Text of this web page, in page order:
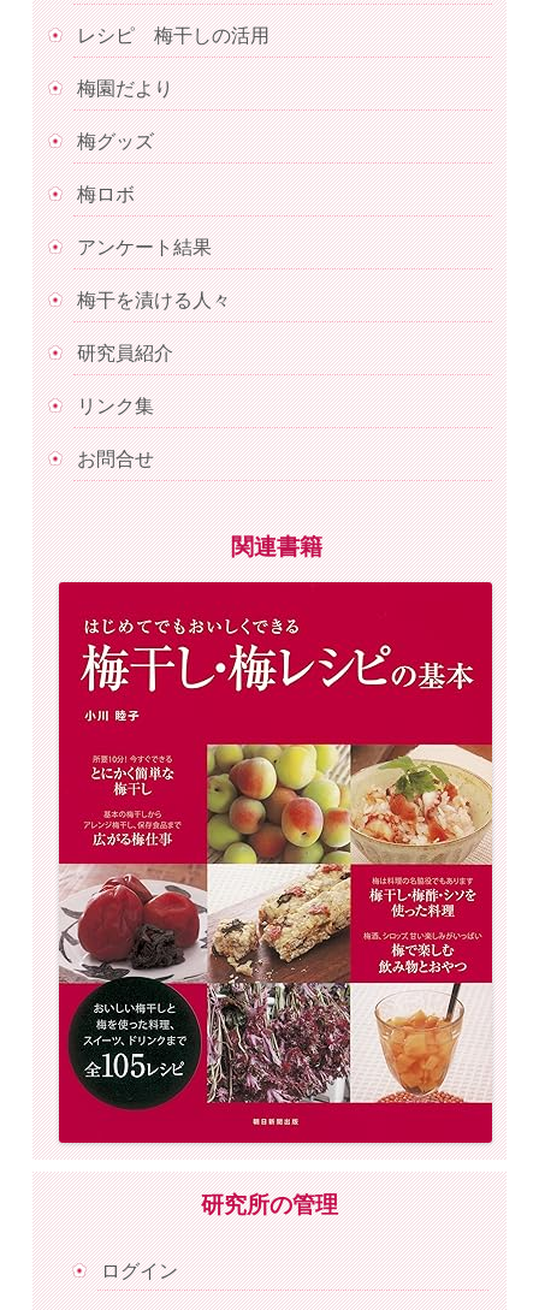
レシピ 梅干しの活用
梅園だより
梅グッズ
梅ロボ
アンケート結果
梅干を漬ける人々
研究員紹介
リンク集
お問合せ
関連書籍
研究所の管理
ログイン